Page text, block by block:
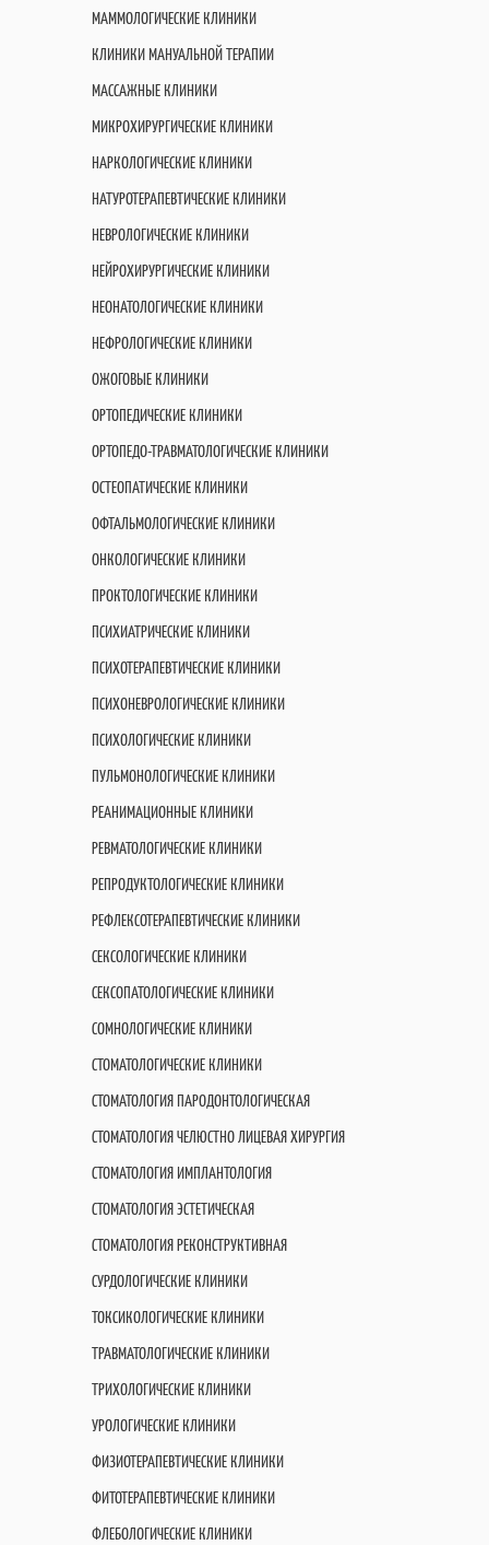
МАММОЛОГИЧЕСКИЕ КЛИНИКИ
КЛИНИКИ МАНУАЛЬНОЙ ТЕРАПИИ
МАССАЖНЫЕ КЛИНИКИ
МИКРОХИРУРГИЧЕСКИЕ КЛИНИКИ
НАРКОЛОГИЧЕСКИЕ КЛИНИКИ
НАТУРОТЕРАПЕВТИЧЕСКИЕ КЛИНИКИ
НЕВРОЛОГИЧЕСКИЕ КЛИНИКИ
НЕЙРОХИРУРГИЧЕСКИЕ КЛИНИКИ
НЕОНАТОЛОГИЧЕСКИЕ КЛИНИКИ
НЕФРОЛОГИЧЕСКИЕ КЛИНИКИ
ОЖОГОВЫЕ КЛИНИКИ
ОРТОПЕДИЧЕСКИЕ КЛИНИКИ
ОРТОПЕДО-ТРАВМАТОЛОГИЧЕСКИЕ КЛИНИКИ
ОСТЕОПАТИЧЕСКИЕ КЛИНИКИ
ОФТАЛЬМОЛОГИЧЕСКИЕ КЛИНИКИ
ОНКОЛОГИЧЕСКИЕ КЛИНИКИ
ПРОКТОЛОГИЧЕСКИЕ КЛИНИКИ
ПСИХИАТРИЧЕСКИЕ КЛИНИКИ
ПСИХОТЕРАПЕВТИЧЕСКИЕ КЛИНИКИ
ПСИХОНЕВРОЛОГИЧЕСКИЕ КЛИНИКИ
ПСИХОЛОГИЧЕСКИЕ КЛИНИКИ
ПУЛЬМОНОЛОГИЧЕСКИЕ КЛИНИКИ
РЕАНИМАЦИОННЫЕ КЛИНИКИ
РЕВМАТОЛОГИЧЕСКИЕ КЛИНИКИ
РЕПРОДУКТОЛОГИЧЕСКИЕ КЛИНИКИ
РЕФЛЕКСОТЕРАПЕВТИЧЕСКИЕ КЛИНИКИ
СЕКСОЛОГИЧЕСКИЕ КЛИНИКИ
СЕКСОПАТОЛОГИЧЕСКИЕ КЛИНИКИ
СОМНОЛОГИЧЕСКИЕ КЛИНИКИ
СТОМАТОЛОГИЧЕСКИЕ КЛИНИКИ
СТОМАТОЛОГИЯ ПАРОДОНТОЛОГИЧЕСКАЯ
СТОМАТОЛОГИЯ ЧЕЛЮСТНО ЛИЦЕВАЯ ХИРУРГИЯ
СТОМАТОЛОГИЯ ИМПЛАНТОЛОГИЯ
СТОМАТОЛОГИЯ ЭСТЕТИЧЕСКАЯ
СТОМАТОЛОГИЯ РЕКОНСТРУКТИВНАЯ
СУРДОЛОГИЧЕСКИЕ КЛИНИКИ
ТОКСИКОЛОГИЧЕСКИЕ КЛИНИКИ
ТРАВМАТОЛОГИЧЕСКИЕ КЛИНИКИ
ТРИХОЛОГИЧЕСКИЕ КЛИНИКИ
УРОЛОГИЧЕСКИЕ КЛИНИКИ
ФИЗИОТЕРАПЕВТИЧЕСКИЕ КЛИНИКИ
ФИТОТЕРАПЕВТИЧЕСКИЕ КЛИНИКИ
ФЛЕБОЛОГИЧЕСКИЕ КЛИНИКИ